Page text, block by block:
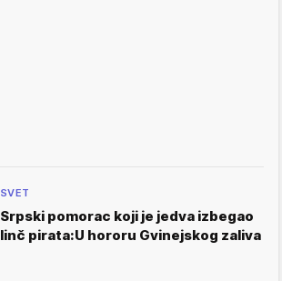
SVET
Srpski pomorac koji je jedva izbegao
linč pirata:U hororu Gvinejskog zaliva